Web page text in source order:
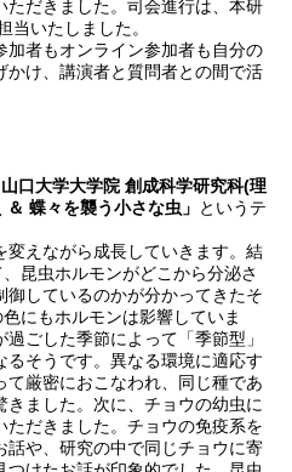
だきました。司会進行は、本研
当いたしました。
者もオンライン参加者も自分の
け、講演者と質問者との間で活
口大学大学院 創成科学研究科(理
＆ 蝶々を襲う小さな虫」 というテ
変えながら成長していきます。結
昆虫ホルモンがどこから分泌さ
しているのかが分かってきたそ
にもホルモンは影響していま
ごした季節によって「季節型」
そうです。異なる環境に適応す
厳密におこなわれ、同じ種であ
きました。次に、チョウの幼虫に
だきました。チョウの免疫系を
や、研究の中で同じチョウに寄